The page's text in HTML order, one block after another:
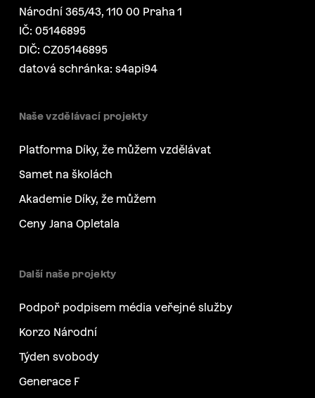
Národní 365/43, 110 00 Praha 1
IČ: 05146895
DIČ: CZ05146895
datová schránka: s4api94
Naše vzdělávací projekty
Platforma Díky, že můžem vzdělávat
Samet na školách
Akademie Díky, že můžem
Ceny Jana Opletala
Další naše projekty
Podpoř podpisem média veřejné služby
Korzo Národní
Týden svobody
Generace F